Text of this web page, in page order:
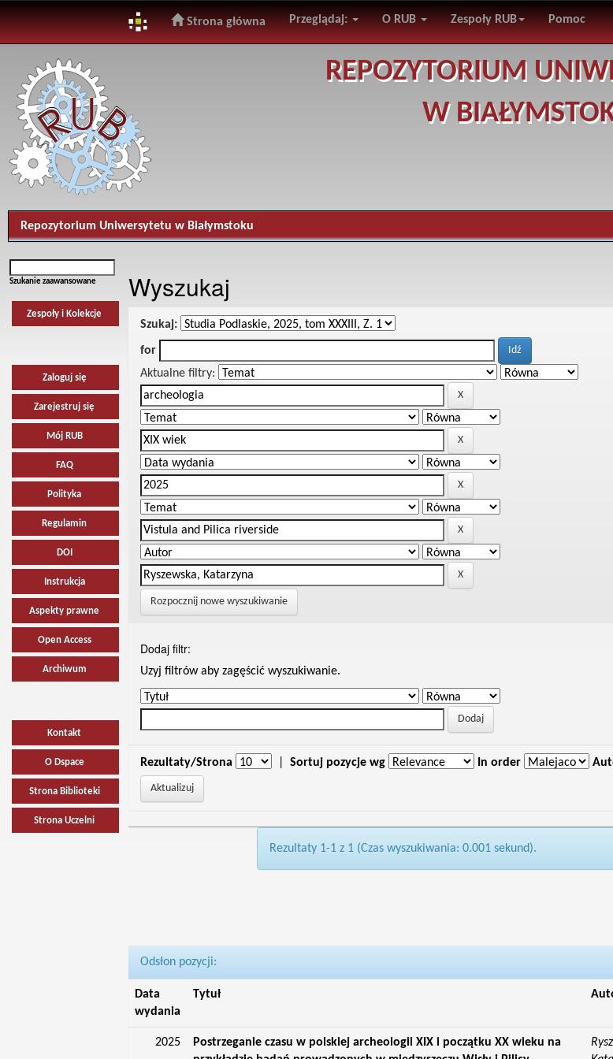
navigation
Strona główna Przeglądaj: O RUB Zespoły RUB Pomoc
REPOZYTORIUM
W
Repozytorium Uniwersytetu w Białymstoku
Szukanie zaawansowane
Zespoły i Kolekcje
Zaloguj się
Zarejestruj się
Mój RUB
FAQ
Polityka
Regulamin
DOI
Instrukcja
Aspekty prawne
Open Access
Archiwum
Kontakt
O Dspace
Strona Biblioteki
Strona Uczelni
Wyszukaj
Szukaj:
for
Aktualne filtry:
Rozpocznij nowe wyszukiwanie
Dodaj filtr:
Uzyj filtrów aby zagęścić wyszukiwanie.
Rezultaty/Strona Sortuj pozycje wg In order
Rezultaty 1-1 z 1 (Czas wyszukiwania: 0.001 sekund).
Odsłon pozycji:
Data
wydania
Tytuł
2025
Postrzeganie czasu w polskiej archeologii XIX i początku XX wieku na